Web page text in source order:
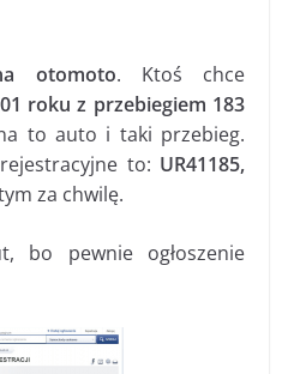
otomoto. Ktoś chce
roku z przebiegiem 183
to auto i taki przebieg.
to: UR41185,
za chwilę.
bo pewnie ogłoszenie